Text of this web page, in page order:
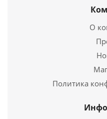
Вентиляционная
1
О
Политика